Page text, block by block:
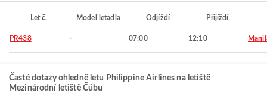
Let č. Model letadla Odjíždí Přijíždí
PR438 - 07:00 12:10
Časté dotazy ohledně letu Philippine Airlines na letiště
Mezinárodní letiště Čúbu